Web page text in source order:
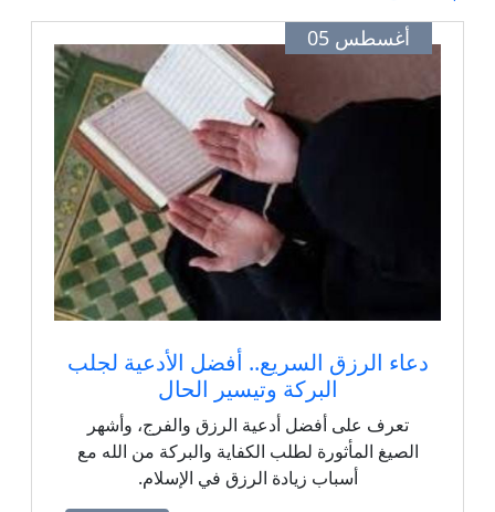
أغسطس 05
دعاء الرزق السريع.. أفضل الأدعية لجلب
البركة وتيسير الحال
تعرف على أفضل أدعية الرزق والفرج، وأشهر
الصيغ المأثورة لطلب الكفاية والبركة من الله مع
أسباب زيادة الرزق في الإسلام.